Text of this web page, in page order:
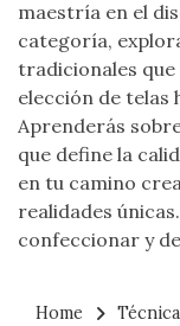
maestría en el
categoría,
tradicionales que
elección de telas
Aprenderás
que define la
en tu camino
realidades
confeccionar y
Home